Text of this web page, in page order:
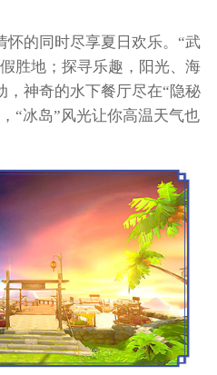
怀的同时尽享夏日欢乐。“武
胜地；探寻乐趣，阳光、海
，神奇的水下餐厅尽在“隐秘
“冰岛”风光让你高温天气也